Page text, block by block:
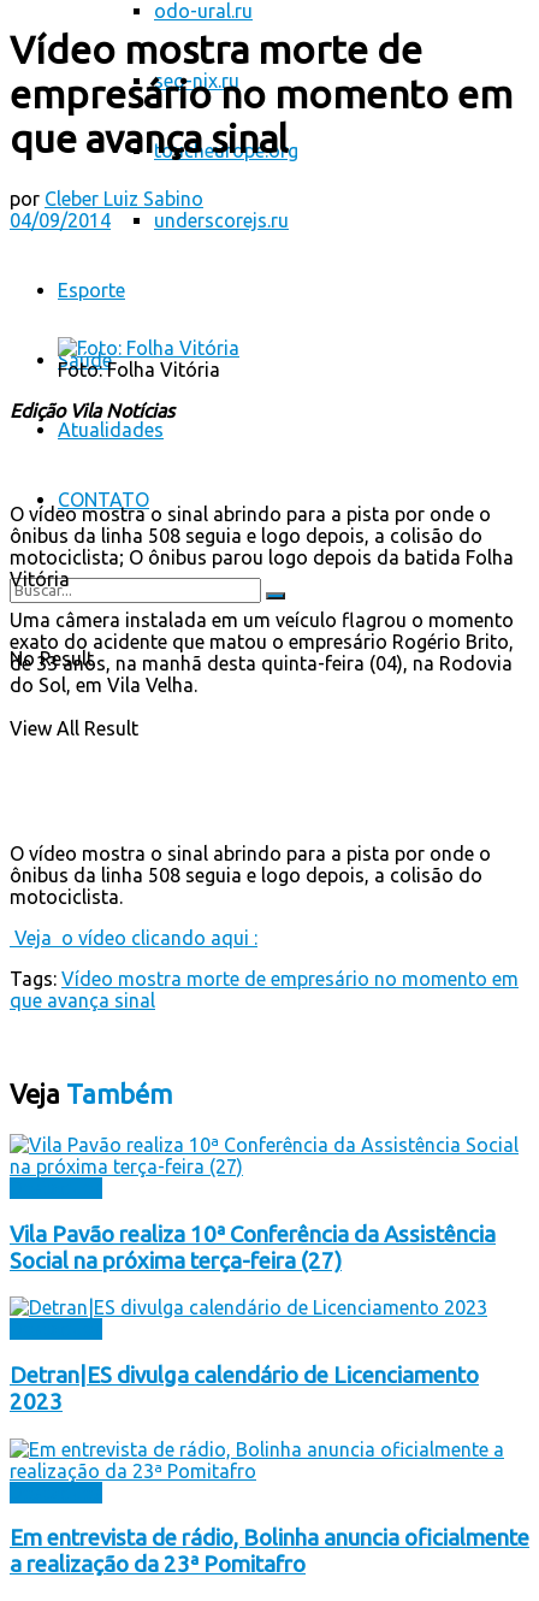
odo-ural.ru
seo-nix.ru
toucheurope.org
underscorejs.ru
Esporte
Saúde
Atualidades
CONTATO
No Result
View All Result
Vídeo mostra morte de
empresário no momento em
que avança sinal
por Cleber Luiz Sabino
04/09/2014
Foto: Folha Vitória
Edição Vila Notícias
O vídeo mostra o sinal abrindo para a pista por onde o
ônibus da linha 508 seguia e logo depois, a colisão do
motociclista; O ônibus parou logo depois da batida Folha
Vitória
Uma câmera instalada em um veículo flagrou o momento
exato do acidente que matou o empresário Rogério Brito,
de 33 anos, na manhã desta quinta-feira (04), na Rodovia
do Sol, em Vila Velha.
O vídeo mostra o sinal abrindo para a pista por onde o
ônibus da linha 508 seguia e logo depois, a colisão do
motociclista.
Veja o vídeo clicando aqui :
Tags: Vídeo mostra morte de empresário no momento em
que avança sinal
Veja Também
Vila Pavão realiza 10ª Conferência da Assistência
Social na próxima terça-feira (27)
Detran|ES divulga calendário de Licenciamento
2023
Em entrevista de rádio, Bolinha anuncia oficialmente
a realização da 23ª Pomitafro